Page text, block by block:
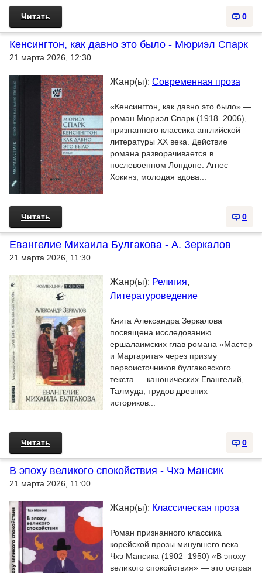
0
Читать
Кенсингтон, как давно это было - Мюриэл Спарк
21 марта 2026, 12:30
Жанр(ы): Современная проза
«Кенсингтон, как давно это было» —
роман Мюриэл Спарк (1918–2006),
признанного классика английской
литературы XX века. Действие
романа разворачивается в
послевоенном Лондоне. Агнес
Хокинз, молодая вдова...
0
Читать
Евангелие Михаила Булгакова - А. Зеркалов
21 марта 2026, 11:30
Жанр(ы): Религия,
Литературоведение
Книга Александра Зеркалова
посвящена исследованию
ершалаимских глав романа «Мастер
и Маргарита» через призму
первоисточников булгаковского
текста — канонических Евангелий,
Талмуда, трудов древних
историков...
0
Читать
В эпоху великого спокойствия - Чхэ Мансик
21 марта 2026, 11:00
Жанр(ы): Классическая проза
Роман признанного классика
корейской прозы минувшего века
Чхэ Мансика (1902–1950) «В эпоху
великого спокойствия» — это острая